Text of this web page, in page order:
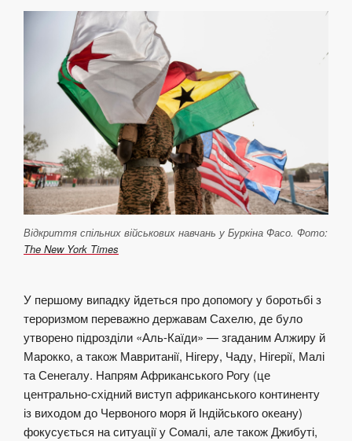
Відкриття спільних військових навчань у Буркіна Фасо. Фото:
The New York Times
У першому випадку йдеться про допомогу у боротьбі з
тероризмом переважно державам Сахелю, де було
утворено підрозділи «Аль-Каїди» — згаданим Алжиру й
Марокко, а також Мавританії, Нігеру, Чаду, Нігерії, Малі
та Сенегалу. Напрям Африканського Рогу (це
центрально-східний виступ африканського континенту
із виходом до Червоного моря й Індійського океану)
фокусується на ситуації у Сомалі, але також Джибуті,